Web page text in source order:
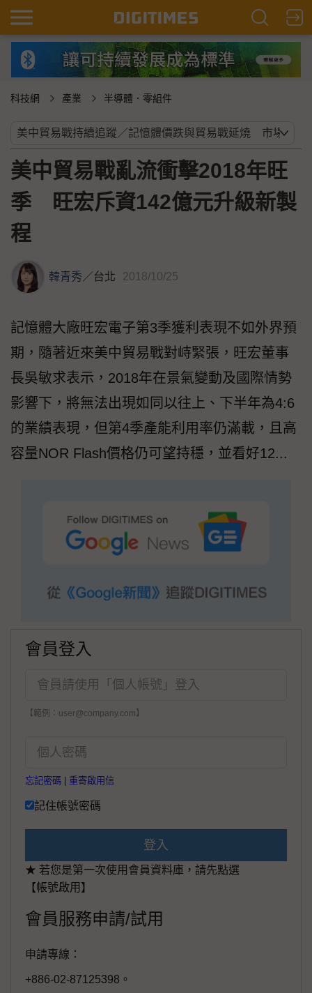
科技網 產業 半導體．零組件
美中貿易戰亂流衝擊2018年旺
季 旺宏斥資142億元升級新製
程
韓青秀／台北 2018/10/25
記憶體大廠旺宏電子第3季獲利表現不如外界預
期，隨著近來美中貿易戰對峙緊張，旺宏董事
長吳敏求表示，2018年在景氣變動及國際情勢
影響下，將無法出現如同以往上、下半年為4:6
的業績表現，但第4季產能利用率仍滿載，且高
容量NOR Flash價格仍可望持穩，並看好12...
會員登入
【範例：user@company.com】
忘記密碼 重寄啟用信
記住帳號密碼
登入
★ 若您是第一次使用會員資料庫，請先點選
【帳號啟用】
會員服務申請/試用
申請專線：
+886-02-87125398。